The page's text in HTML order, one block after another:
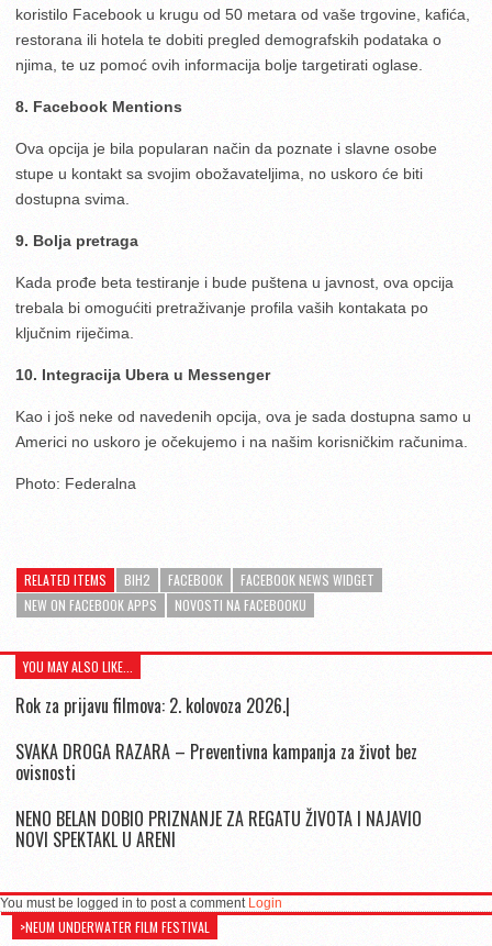
koristilo Facebook u krugu od 50 metara od vaše trgovine, kafića,
restorana ili hotela te dobiti pregled demografskih podataka o
njima, te uz pomoć ovih informacija bolje targetirati oglase.
8. Facebook Mentions
Ova opcija je bila popularan način da poznate i slavne osobe
stupe u kontakt sa svojim obožavateljima, no uskoro će biti
dostupna svima.
9. Bolja pretraga
Kada prođe beta testiranje i bude puštena u javnost, ova opcija
trebala bi omogućiti pretraživanje profila vaših kontakata po
ključnim riječima.
10. Integracija Ubera u Messenger
Kao i još neke od navedenih opcija, ova je sada dostupna samo u
Americi no uskoro je očekujemo i na našim korisničkim računima.
Photo: Federalna
RELATED ITEMS BIH2 FACEBOOK
FACEBOOK NEWS WIDGET
NEW ON FACEBOOK APPS
NOVOSTI NA FACEBOOKU
YOU MAY ALSO LIKE...
Rok za prijavu filmova: 2. kolovoza 2026.|
SVAKA DROGA RAZARA – Preventivna kampanja za život bez
ovisnosti
NENO BELAN DOBIO PRIZNANJE ZA REGATU ŽIVOTA I NAJAVIO
NOVI SPEKTAKL U ARENI
You must be logged in to post a comment Login
>NEUM UNDERWATER FILM FESTIVAL